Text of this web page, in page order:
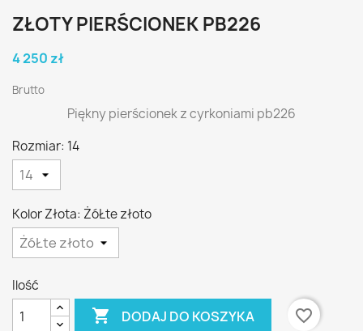
ZŁOTY PIERŚCIONEK PB226
4 250 zł
Brutto
Piękny pierścionek z cyrkoniami pb226
Rozmiar: 14
Kolor Złota: ŻóŁte złoto
Ilość
 DODAJ DO KOSZYKA
favorite_border